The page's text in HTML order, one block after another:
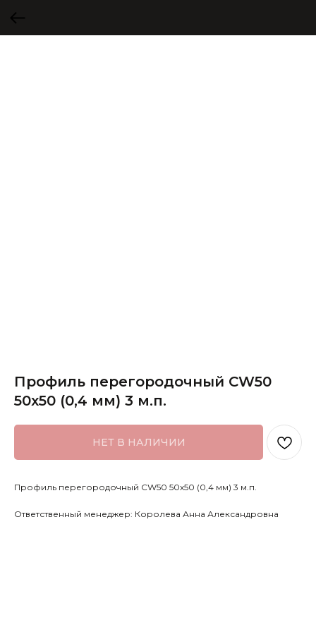
Профиль перегородочный CW50
50х50 (0,4 мм) 3 м.п.
НЕТ В НАЛИЧИИ
Профиль перегородочный CW50 50х50 (0,4 мм) 3 м.п.
Ответственный менеджер: Королева Анна Александровна